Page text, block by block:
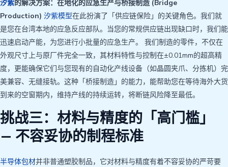
汐紫的解决方案：在地化的应急生产与桥接制造 (Bridge
Production) 汐紫模型在此扮演了「供应链保险」的关键角色。我们就
是您在台湾本地的应急反应部队。当您的常规供应链出现缺口时，我们能
迅速启动产能，为您进行小批量的应急生产。 我们制造的零件，不仅在
外观尺寸上与原厂件完全一致，其材料特性与控制在±0.01mm的超高精
度，更能确保它们与您现有的自动化产线设备（如晶圆夹爪、分拣机）完
美兼容、无缝接轨。这种「桥接制造」的能力，能帮助您在等待海外大货
到来的空窗期内，维持产线的持续运转，将断链风险降至最低。
挑战三：材料与精度的「高门槛」
— 不容妥协的制程标准
半导体包材并非普通塑胶制品，它对材料与精度有着不容妥协的严苛要